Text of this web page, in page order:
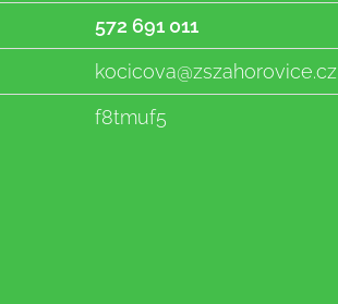
572 691 011
kocicova@zszahorovice.cz
f8tmuf5